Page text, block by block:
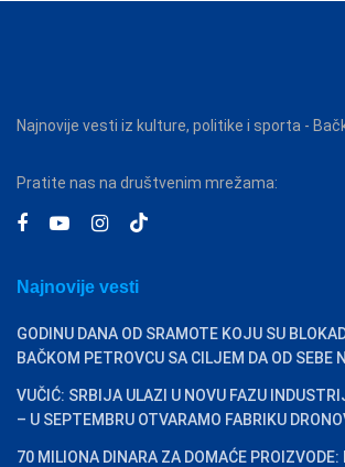
Najnovije vesti iz kulture, politike i sporta -
Pratite nas na društvenim mrežama:
Najnovije vesti
GODINU DANA OD SRAMOTE KOJU SU
BAČKOM PETROVCU SA CILJEM DA OD SEBE
VUČIĆ: SRBIJA ULAZI U NOVU FAZU
– U SEPTEMBRU OTVARAMO FABRIKU
70 MILIONA DINARA ZA DOMAĆE